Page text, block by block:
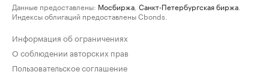
Данные предоставлены: Мосбиржа Санкт-Петербургская биржа
Индексы облигаций предоставлены Cbonds.
Информация об ограничениях
О соблюдении авторских прав
Пользовательское соглашение